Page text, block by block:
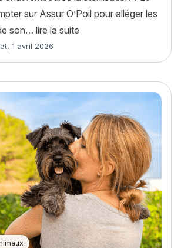
sur Assur O’Poil pour alléger les
son… lire la suite
, 1 avril 2026